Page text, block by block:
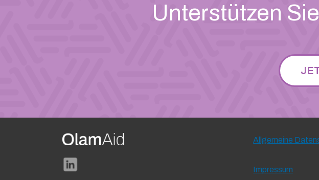
Unterstützen
Allgemeine
Impressum